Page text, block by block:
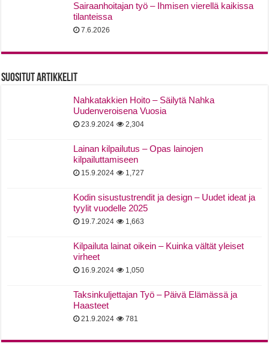
Sairaanhoitajan työ – Ihmisen vierellä kaikissa
tilanteissa
7.6.2026
Suositut Artikkelit
Nahkatakkien Hoito – Säilytä Nahka
Uudenveroisena Vuosia
23.9.2024 2,304
Lainan kilpailutus – Opas lainojen
kilpailuttamiseen
15.9.2024 1,727
Kodin sisustustrendit ja design – Uudet ideat ja
tyylit vuodelle 2025
19.7.2024 1,663
Kilpailuta lainat oikein – Kuinka vältät yleiset
virheet
16.9.2024 1,050
Taksinkuljettajan Työ – Päivä Elämässä ja
Haasteet
21.9.2024 781